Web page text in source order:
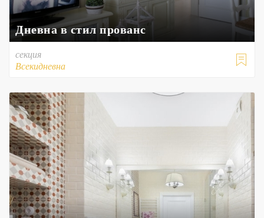
Дневна в стил прованс

секция
Всекидневна